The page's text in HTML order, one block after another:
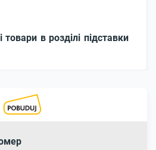
товари в розділі підставки